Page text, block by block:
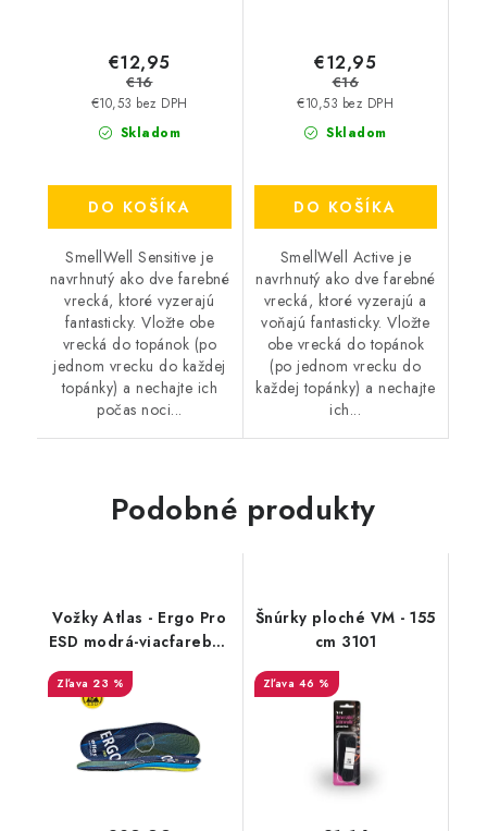
Skladom
€10,53 bez DPH
€12,95
€16
DO KOŠÍKA
SmellWell Sensitive je
navrhnutý ako dve farebné
vrecká, ktoré vyzerajú
fantasticky. Vložte obe
vrecká do topánok (po
jednom vrecku do každej
topánky) a nechajte ich
počas noci...
Skladom
€10,53 bez DPH
€12,95
€16
DO KOŠÍKA
SmellWell Active je
navrhnutý ako dve farebné
vrecká, ktoré vyzerajú a
voňajú fantasticky. Vložte
obe vrecká do topánok
(po jednom vrecku do
každej topánky) a nechajte
ich...
Podobné produkty
Vožky Atlas - Ergo Pro
ESD modrá-viacfarebná
41-43 71904
23 %
Šnúrky ploché VM - 155
cm 3101
46 %